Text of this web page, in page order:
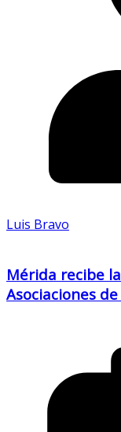
Luis Bravo
Mérida recibe
Asociaciones de